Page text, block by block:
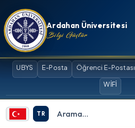
İçeriğe atla
Ardahan Üniversitesi
Bilgi Güçtür
UBYS E-Posta Öğrenci E-Postası
WİFİ
TR
Site içi arama